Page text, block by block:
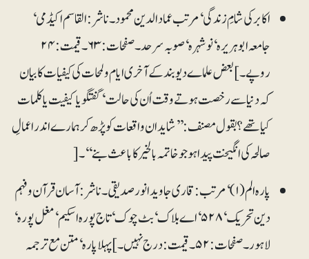
اکابر کی شامِ زندگی‘ مرتب عماد الدین محمود۔ ناشر: القاسم اکیڈمی‘
جامعہ ابوہریرہ‘ نوشہرہ‘ صوبہ سرحد۔صفحات: ۶۳۔ قیمت: ۲۴
روپے۔] بعض علماے دیوبند کے آخری ایام و لمحات کی کیفیات کا بیان
کہ دنیا سے رخصت ہوتے وقت اُن کی حالت‘ گفتگو یا کیفیت یا کلمات
کیا تھے؟ بقول مصنف: ’’شاید ان واقعات کو پڑھ کر ہمارے اندر اعمالِ
صالحہ کی انگیخت پیدا ہو جو خاتمہ بالخیر کا باعث بنے‘‘۔[
پارہ الم (۱)‘ مرتب: قاری جاوید انور صدیقی۔ ناشر: آسان قرآن و فہم
دین تحریک‘ ۵۲۸‘ اے بلاک‘ بٹ چوک‘ تاج پورہ اسکیم‘ مغل پورہ‘
لاہور۔صفحات: ۵۲۔ قیمت: درج نہیں۔] پہلا پارہ‘ متن مع ترجمہ